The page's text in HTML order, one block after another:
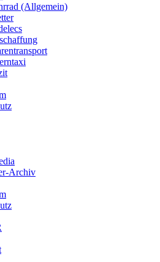
(Allgemein)
Archiv